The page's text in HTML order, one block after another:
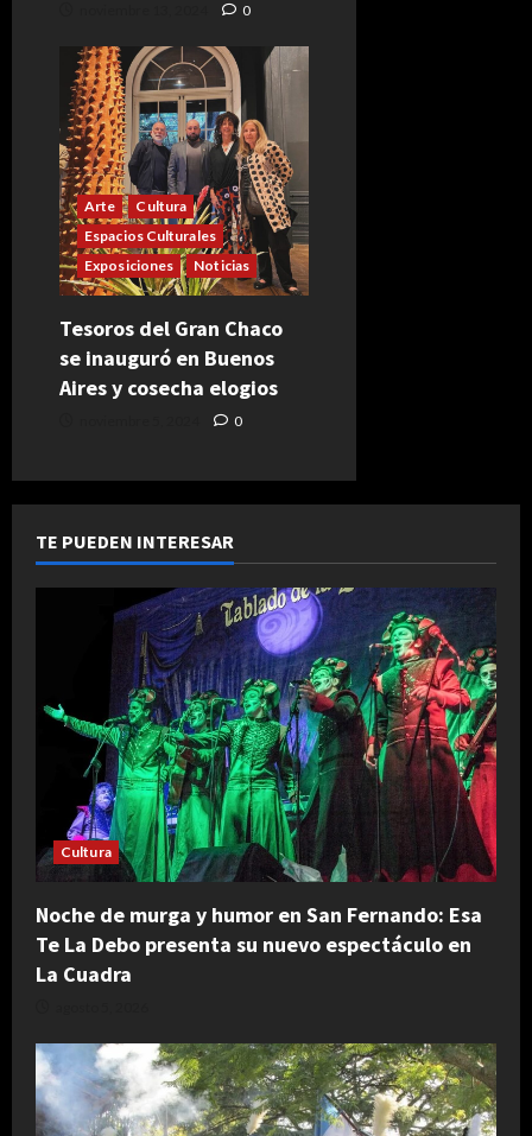
0
Arte
Cultura
Espacios Culturales
Exposiciones
Noticias
Tesoros del Gran Chaco
se inauguró en Buenos
Aires y cosecha elogios
0
TE PUEDEN INTERESAR
Cultura
Noche de murga y humor en San Fernando: Esa
Te La Debo presenta su nuevo espectáculo en
La Cuadra